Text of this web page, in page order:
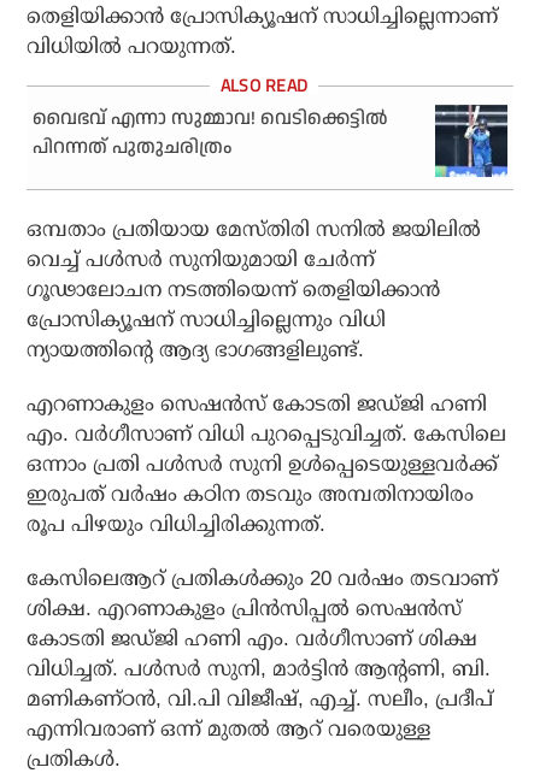
തെളിയിക്കാന്‍ പ്രോസിക്യൂഷന് സാധിച്ചില്ലെന്നാണ്
വിധിയില്‍ പറയുന്നത്.
വൈഭവ് എന്നാ സുമ്മാവ! വെടിക്കെട്ടില്‍
പിറന്നത് പുതുചരിത്രം
ഒമ്പതാം പ്രതിയായ മേസ്തിരി സനില്‍ ജയിലില്‍
വെച്ച് പള്‍സര്‍ സുനിയുമായി ചേര്‍ന്ന്
ഗൂഢാലോചന നടത്തിയെന്ന് തെളിയിക്കാന്‍
പ്രോസിക്യൂഷന് സാധിച്ചില്ലെന്നും വിധി
ന്യായത്തിന്റെ ആദ്യ ഭാഗങ്ങളിലുണ്ട്.
എറണാകുളം സെഷന്‍സ് കോടതി ജഡ്ജി ഹണി
എം. വര്‍ഗീസാണ് വിധി പുറപ്പെടുവിച്ചത്. കേസിലെ
ഒന്നാം പ്രതി പള്‍സര്‍ സുനി ഉള്‍പ്പെടെയുള്ളവര്‍ക്ക്
ഇരുപത് വര്‍ഷം കഠിന തടവും അമ്പതിനായിരം
രൂപ പിഴയും വിധിച്ചിരിക്കുന്നത്.
കേസിലെആറ് പ്രതികള്‍ക്കും 20 വര്‍ഷം തടവാണ്
ശിക്ഷ. എറണാകുളം പ്രിന്‍സിപ്പല്‍ സെഷന്‍സ്
കോടതി ജഡ്ജി ഹണി എം. വര്‍ഗീസാണ് ശിക്ഷ
വിധിച്ചത്. പള്‍സര്‍ സുനി, മാര്‍ട്ടിന്‍ ആന്റണി, ബി.
മണികണ്ഠന്‍, വി.പി വിജീഷ്, എച്ച്. സലീം, പ്രദീപ്
എന്നിവരാണ് ഒന്ന് മുതല്‍ ആറ് വരെയുള്ള
പ്രതികള്‍.